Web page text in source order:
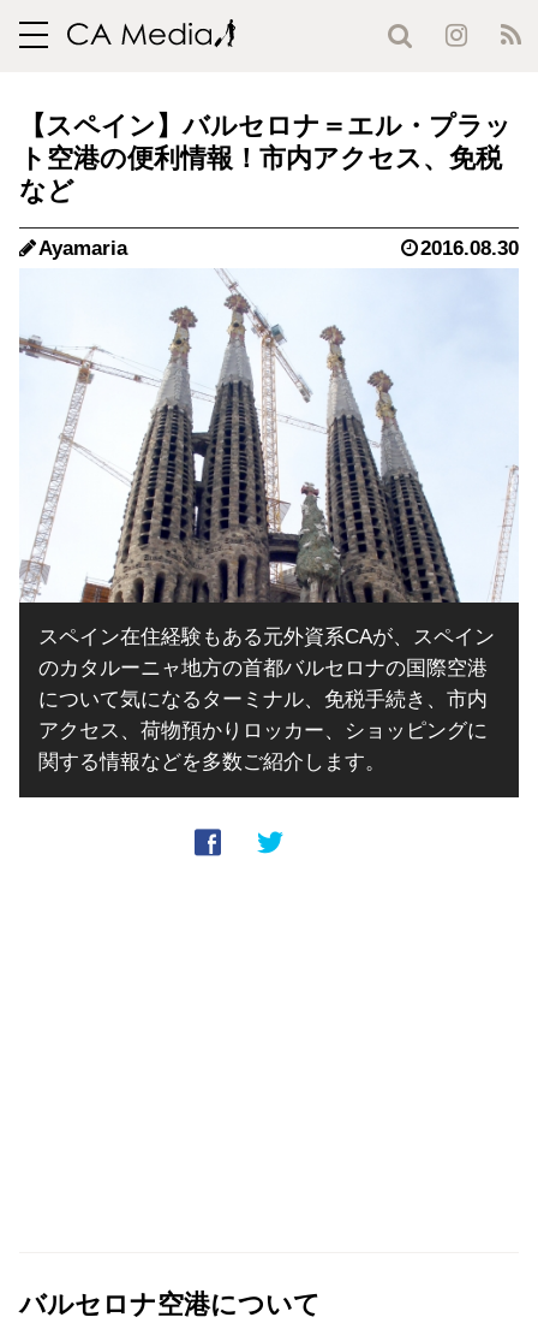
toggle
【スペイン】バルセロナ＝エル・プラッ
ト空港の便利情報！市内アクセス、免税
など
Ayamaria 2016.08.30
スペイン在住経験もある元外資系CAが、スペイン
のカタルーニャ地方の首都バルセロナの国際空港
について気になるターミナル、免税手続き、市内
アクセス、荷物預かりロッカー、ショッピングに
関する情報などを多数ご紹介します。
バルセロナ空港について